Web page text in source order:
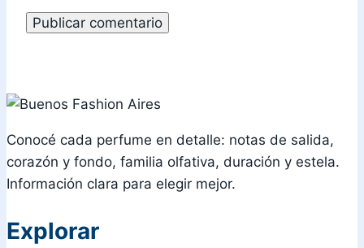
Conocé cada perfume en detalle: notas de salida,
corazón y fondo, familia olfativa, duración y estela.
Información clara para elegir mejor.
Explorar